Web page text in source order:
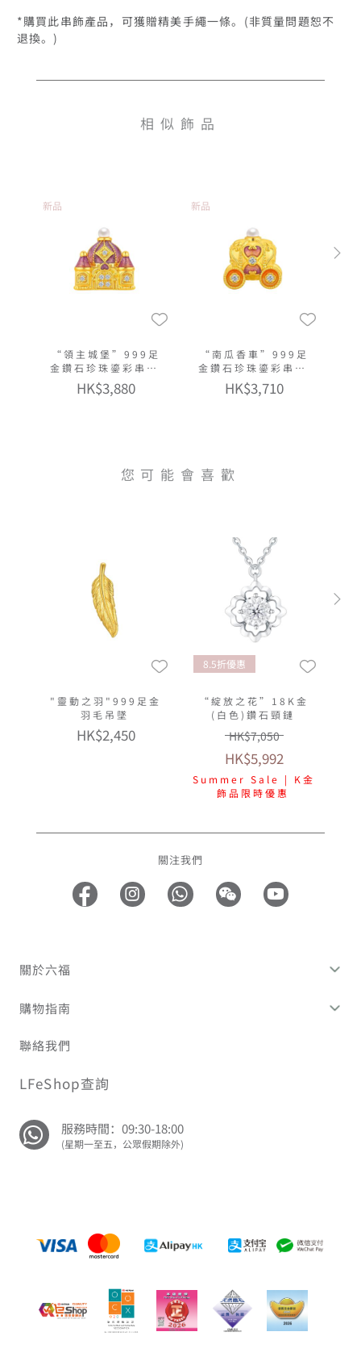
*購買此串飾產品，可獲贈精美手繩一條。(非質量問題恕不
退換。)
相似飾品
新品
“領主城堡”999足
金鑽石珍珠鎏彩串飾
連手繩
HK$3,880
新品
“南瓜香車”999足
金鑽石珍珠鎏彩串飾
連手繩
HK$3,710
您可能會喜歡
"靈動之羽"999足金
羽毛吊墜
HK$2,450
8.5折優惠
“綻放之花”18K金
(白色)鑽石頸鏈
HK$7,050
HK$5,992
Summer Sale | K金
飾品限時優惠
關注我們
關於六福
購物指南
聯絡我們
LFeShop查詢
服務時間：09:30-18:00
(星期一至五，公眾假期除外)